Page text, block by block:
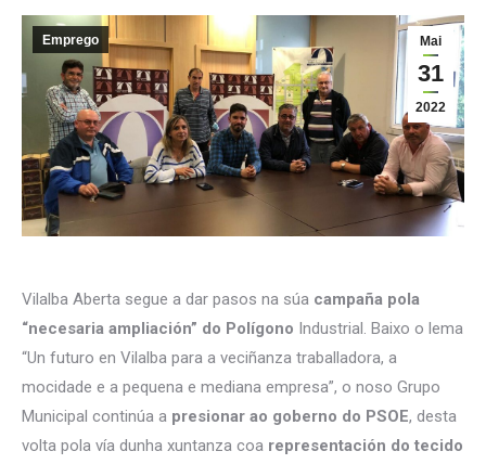
Mai
31
2022
Emprego
Vilalba Aberta segue a dar pasos na súa campaña pola
“necesaria ampliación” do Polígono Industrial. Baixo o lema
“Un futuro en Vilalba para a veciñanza traballadora, a
mocidade e a pequena e mediana empresa”, o noso Grupo
Municipal continúa a presionar ao goberno do PSOE, desta
volta pola vía dunha xuntanza coa representación do tecido